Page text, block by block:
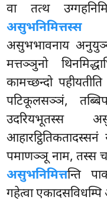
वा तत्थ
असुभनिमित्तस्स
असुभभावनाय
मत्तञ्ञुनो
कामच्छन्दो
पटिकूलसञ्ञं,
उदरियभूतस्स
पमाणञ्ञू नाम, तस्स
असुभनिमित्तन्ति
गहेत्वा